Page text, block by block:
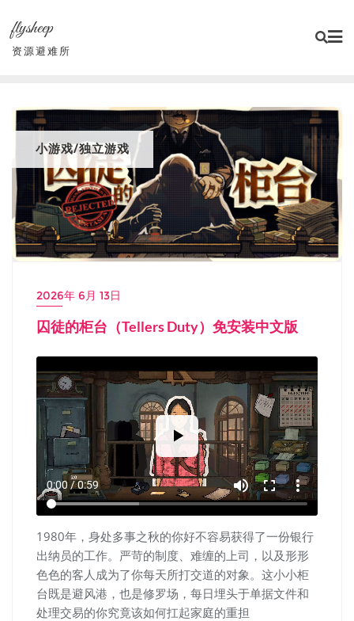
content
flysheep
资源避难所
小游戏/独立游戏
2026年 6月 13日
囚徒的柜台（Tellers Duty）免安装中文版
0:00 / 0:59 volume_up fullscreen more_vert
1980年，身处多事之秋的你好不容易获得了一份银行
出纳员的工作。严苛的制度、难缠的上司，以及形形
色色的客人成为了你每天所打交道的对象。这小小柜
台既是避风港，也是修罗场，每日埋头于单据文件和
处理交易的你究竟该如何扛起家庭的重担